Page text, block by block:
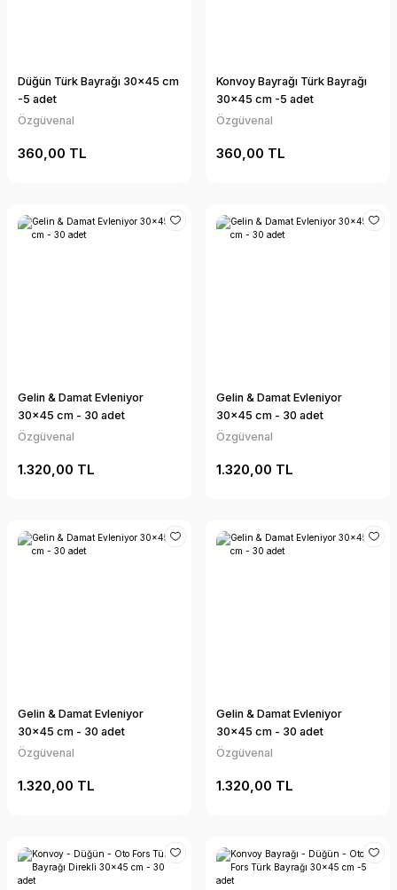
Düğün Türk Bayrağı 30x45 cm
-5 adet
Özgüvenal
360,00 TL
Konvoy Bayrağı Türk Bayrağı
30x45 cm -5 adet
Özgüvenal
360,00 TL
Gelin & Damat Evleniyor
30x45 cm - 30 adet
Özgüvenal
1.320,00 TL
Gelin & Damat Evleniyor
30x45 cm - 30 adet
Özgüvenal
1.320,00 TL
Gelin & Damat Evleniyor
30x45 cm - 30 adet
Özgüvenal
1.320,00 TL
Gelin & Damat Evleniyor
30x45 cm - 30 adet
Özgüvenal
1.320,00 TL